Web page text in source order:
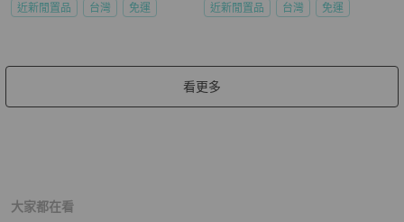
近新閒置品 台灣 免運 近新閒置品 台灣 免運
看更多
大家都在看